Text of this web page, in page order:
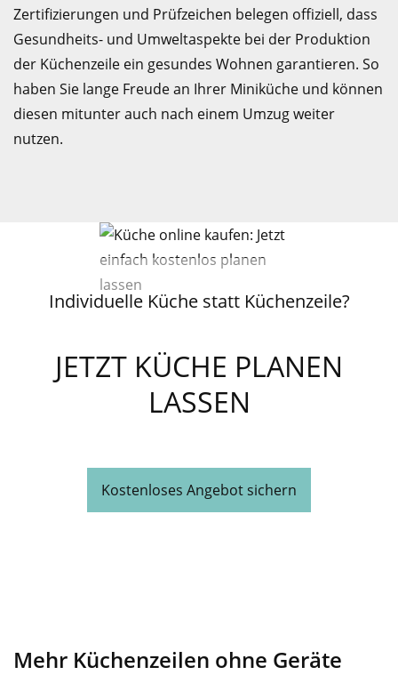
Zertifizierungen und Prüfzeichen belegen offiziell, dass
Gesundheits- und Umweltaspekte bei der Produktion
der Küchenzeile ein gesundes Wohnen garantieren. So
haben Sie lange Freude an Ihrer Miniküche und können
diesen mitunter auch nach einem Umzug weiter
nutzen.
Individuelle Küche statt Küchenzeile?
JETZT KÜCHE PLANEN
LASSEN
Kostenloses Angebot sichern
Mehr Küchenzeilen ohne Geräte